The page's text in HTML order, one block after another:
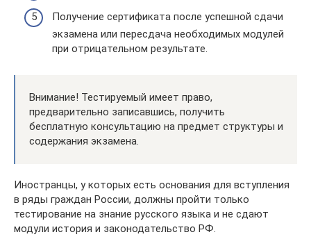
Получение сертификата после успешной сдачи
экзамена или пересдача необходимых модулей
при отрицательном результате.
Внимание! Тестируемый имеет право,
предварительно записавшись, получить
бесплатную консультацию на предмет структуры и
содержания экзамена.
Иностранцы, у которых есть основания для вступления
в ряды граждан России, должны пройти только
тестирование на знание русского языка и не сдают
модули история и законодательство РФ.